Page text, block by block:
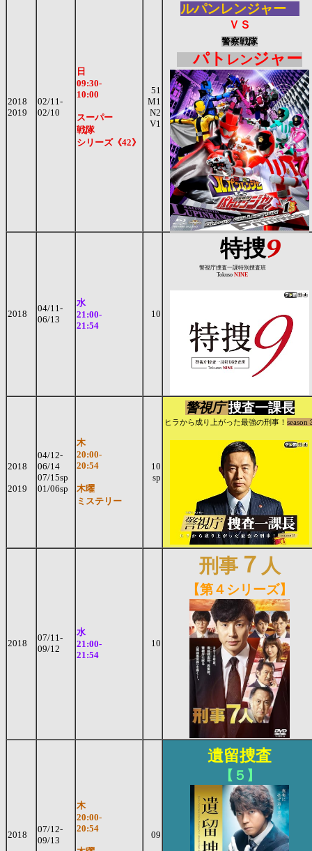
2018
2019
02/11-
02/10
日
09:30-
10:00
スーパー
戦隊
シリーズ《42》
51
M1
N2
V1
ルパンレンジャー
ＶＳ
警察戦隊
パトレンジャー
2018
04/11-
06/13
水
21:00-
21:54
10
特捜9
警視庁捜査一課特別捜査班
Tokuso NINE
2018
2019
04/12-
06/14
07/15sp
01/06sp
木
20:00-
20:54
木曜
ミステリー
10
sp
警視庁 捜査一課長
ヒラから成り上がった最強の刑事！ season
2018
07/11-
09/12
水
21:00-
21:54
10
刑事７ 人
【第４シリーズ】
2018
07/12-
09/13
木
20:00-
20:54
09
遺留捜査
【５】